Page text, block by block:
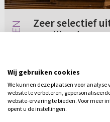
Zeer selectief
predikanten
Kerk. Onze
Onze kerkenraad
uitnodigingsbeleid
kerkenraadslid kan
Geen reacties
Wij gebruiken cookies
We kunnen deze plaatsen voor analyse
website te verbeteren,
website-ervaring te bieden. Voor meer
opent u de instellingen.